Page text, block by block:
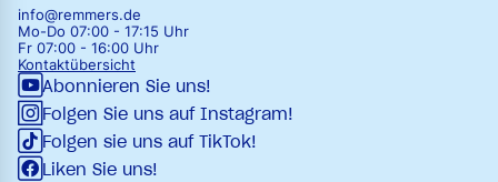
info@remmers.de
Mo-Do 07:00 - 17:15 Uhr
Fr 07:00 - 16:00 Uhr
Kontaktübersicht
Abonnieren Sie uns!
Folgen Sie uns auf Instagram!
Folgen sie uns auf TikTok!
Liken Sie uns!